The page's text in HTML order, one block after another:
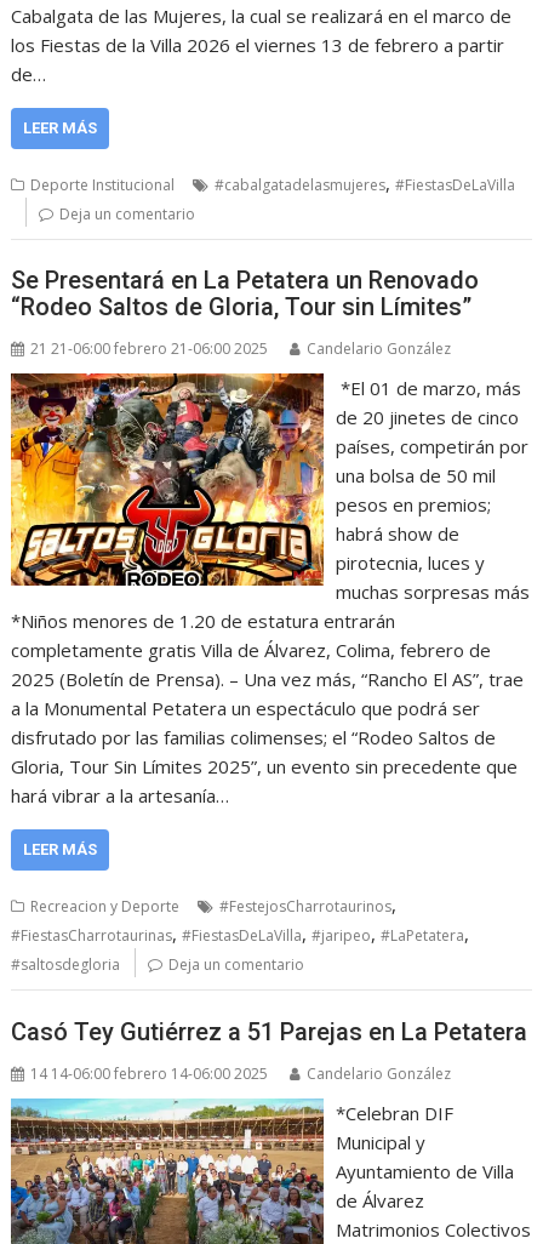
Cabalgata de las Mujeres, la cual se realizará en el marco de
los Fiestas de la Villa 2026 el viernes 13 de febrero a partir
de…
LEER MÁS
Deporte Institucional #cabalgatadelasmujeres,#FiestasDeLaVilla
Deja un comentario
Se Presentará en La Petatera un Renovado
“Rodeo Saltos de Gloria, Tour sin Límites”
21 21-06:00 febrero 21-06:00 2025 Candelario González
*El 01 de marzo, más
de 20 jinetes de cinco
países, competirán por
una bolsa de 50 mil
pesos en premios;
habrá show de
pirotecnia, luces y
muchas sorpresas más
*Niños menores de 1.20 de estatura entrarán
completamente gratis Villa de Álvarez, Colima, febrero de
2025 (Boletín de Prensa). – Una vez más, “Rancho El AS”, trae
a la Monumental Petatera un espectáculo que podrá ser
disfrutado por las familias colimenses; el “Rodeo Saltos de
Gloria, Tour Sin Límites 2025”, un evento sin precedente que
hará vibrar a la artesanía…
LEER MÁS
Recreacion y Deporte #FestejosCharrotaurinos,
#FiestasCharrotaurinas,#FiestasDeLaVilla,#jaripeo,#LaPetatera,
#saltosdegloria Deja un comentario
Casó Tey Gutiérrez a 51 Parejas en La Petatera
14 14-06:00 febrero 14-06:00 2025 Candelario González
*Celebran DIF
Municipal y
Ayuntamiento de Villa
de Álvarez
Matrimonios Colectivos